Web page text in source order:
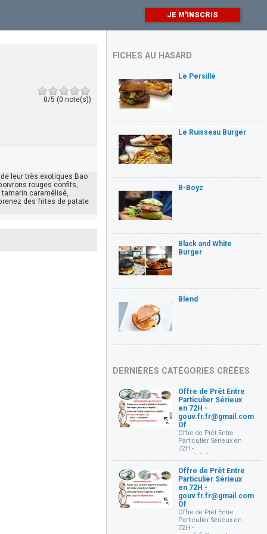
JE M'INSCRIS
0/5 (0 note(s))
leur très exotiques Bao
rouges confits,
caramélisé,
des frites de patate
FICHES AU HASARD
Le Persillé
Le Ruisseau Burger
B-Boyz
Black and White
Burger
Blend
DERNIÈRES CATÉGORIES CRÉÉES
Offre de Prêt Entre
Particulier Sérieux
en 72H -
gouv.fr.fr@gmail.com
Of
Offre de Prêt Entre
Particulier Sérieux en
72H -
gouv.fr.fr@gmail.com
particuliers Très
sérieux et rapide en 72
Heures (
gouv.fr.fr@gmail.com )
Bonjour, je mets à votre
disposition un prêt à
partir de 1000€ à 10 000
000 € à des conditions
Offre de Prêt Entre
Particulier Sérieux
en 72H -
gouv.fr.fr@gmail.com
Of
Offre de Prêt Entre
Particulier Sérieux en
72H -